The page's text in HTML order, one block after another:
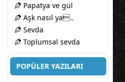
Papatya ve gül
Aşk nasıl ya..
Sevda
Toplumsal sevda
POPÜLER YAZILARI